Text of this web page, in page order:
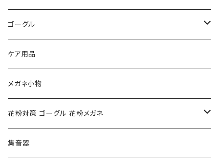
トムフォード TOM FORD
NIKE ナイキ
クロエ chloe
ポリス POLICE
adidas アディダス
トムフォード TOM FORD
Oakley オークリー
renoma レノマ
RODEN STOCK ローデンストック
アーバンリサーチ URBAN RESEARCH
ルーペ
ゴーグル
アックス AXE
花粉対策ゴーグル
度つき対応ゴーグル
コンバース CONVERSE
ケア用品
メガネ小物
花粉対策 ゴーグル 花粉メガネ
S-size
集音器